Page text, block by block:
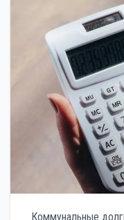
Коммунальные